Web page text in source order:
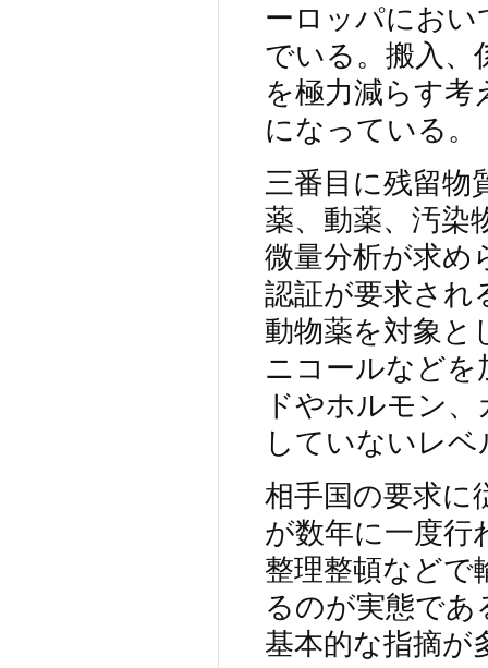
ーロッパにお
でいる。搬入、
を極力減らす考
になっている。
三番目に残留物
薬、動薬、汚染
微量分析が求め
認証が要求され
動物薬を対象と
ニコールなど
ドやホルモン
していないレ
相手国の要求に
が数年に一度行
整理整頓などで
るのが実態で
基本的な指摘が